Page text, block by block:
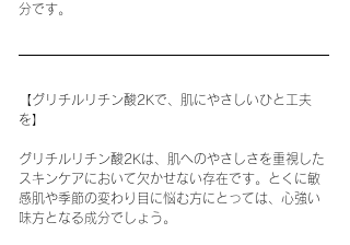
分です。
【グリチルリチン酸2Kで、肌にやさしいひと工夫
を】
グリチルリチン酸2Kは、肌へのやさしさを重視した
スキンケアにおいて欠かせない存在です。とくに敏
感肌や季節の変わり目に悩む方にとっては、心強い
味方となる成分でしょう。